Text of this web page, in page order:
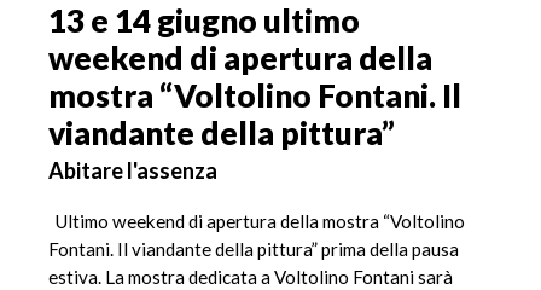
13 e 14 giugno ultimo
weekend di apertura della
mostra “Voltolino Fontani. Il
viandante della pittura”
Abitare l'assenza
Ultimo weekend di apertura della mostra “Voltolino
Fontani. Il viandante della pittura” prima della pausa
estiva. La mostra dedicata a Voltolino Fontani sarà